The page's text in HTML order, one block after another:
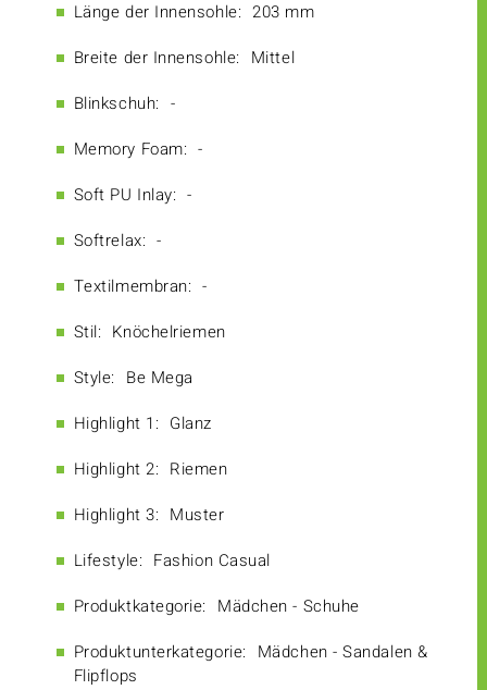
Länge der Innensohle: 203 mm
Breite der Innensohle: Mittel
Blinkschuh: -
Memory Foam: -
Soft PU Inlay: -
Softrelax: -
Textilmembran: -
Stil: Knöchelriemen
Style: Be Mega
Highlight 1: Glanz
Highlight 2: Riemen
Highlight 3: Muster
Lifestyle: Fashion Casual
Produktkategorie: Mädchen - Schuhe
Produktunterkategorie: Mädchen - Sandalen &
Flipflops